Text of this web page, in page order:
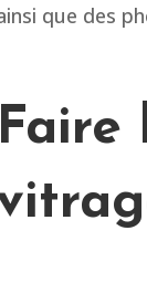
que des
Faire